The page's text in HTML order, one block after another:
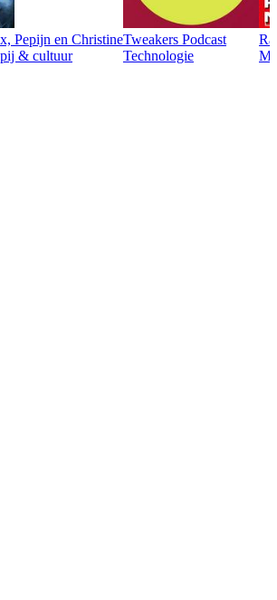
Pepijn en Christine
& cultuur
Tweakers Podcast
Technologie